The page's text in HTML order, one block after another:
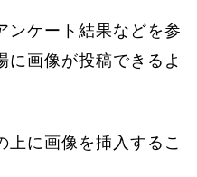
ンケート結果などを参
に画像が投稿できるよ
上に画像を挿入するこ